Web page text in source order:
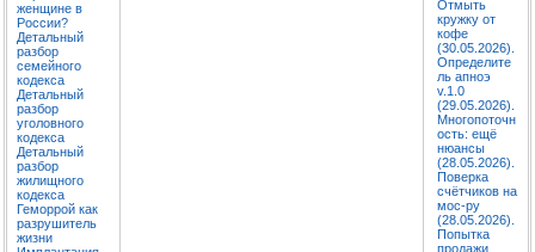
женщине в
России?
Детальный
разбор
семейного
кодекса
Детальный
разбор
уголовного
кодекса
Детальный
разбор
жилищного
кодекса
Геморрой как
разрушитель
жизни
Отмыть
кружку от
кофе
(30.05.2026).
Определите
ль апноэ
v.1.0
(29.05.2026).
Многопоточн
ость: ещё
нюансы
(28.05.2026).
Поверка
счётчиков на
мос-ру
(28.05.2026).
Попытка
продажи